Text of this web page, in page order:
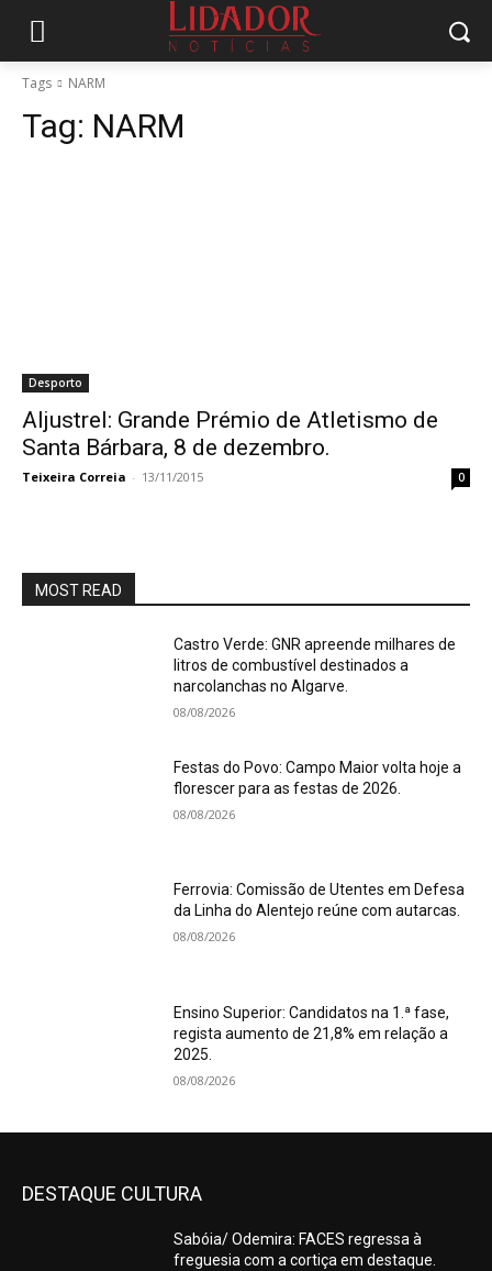
Tags NARM
Tag: NARM
Desporto
Aljustrel: Grande Prémio de Atletismo de
Santa Bárbara, 8 de dezembro.
Teixeira Correia - 13/11/2015 0
MOST READ
Castro Verde: GNR apreende milhares de
litros de combustível destinados a
narcolanchas no Algarve.
08/08/2026
Festas do Povo: Campo Maior volta hoje a
florescer para as festas de 2026.
08/08/2026
Ferrovia: Comissão de Utentes em Defesa
da Linha do Alentejo reúne com autarcas.
08/08/2026
Ensino Superior: Candidatos na 1.ª fase,
regista aumento de 21,8% em relação a
2025.
08/08/2026
DESTAQUE CULTURA
Sabóia/ Odemira: FACES regressa à
freguesia com a cortiça em destaque.